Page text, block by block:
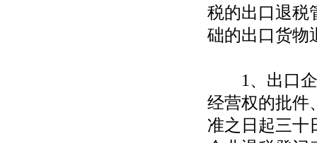
税的出口退税
础的出口货物
1、出口企
经营权的批件
准之日起三十